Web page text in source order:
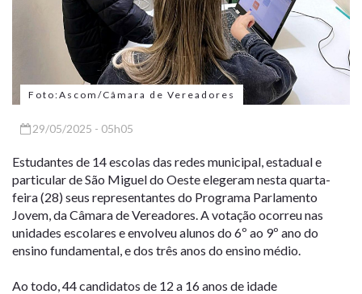
Foto:Ascom/Câmara de Vereadores
29/05/2025 - 05h05
Estudantes de 14 escolas das redes municipal, estadual e
particular de São Miguel do Oeste elegeram nesta quarta-
feira (28) seus representantes do Programa Parlamento
Jovem, da Câmara de Vereadores. A votação ocorreu nas
unidades escolares e envolveu alunos do 6º ao 9º ano do
ensino fundamental, e dos três anos do ensino médio.
Ao todo, 44 candidatos de 12 a 16 anos de idade